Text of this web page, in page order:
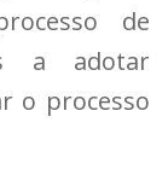
de
a adotar
o processo